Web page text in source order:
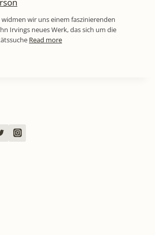
widmen wir uns einem faszinierenden
Irvings neues Werk, das sich um die
Read more